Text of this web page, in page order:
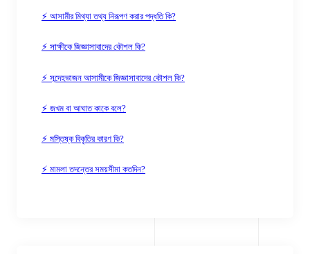
⚡ আসামীর মিথ্যা তথ্য নিরূপণ করার পদ্ধতি কি?
⚡ সাক্ষীকে জিজ্ঞাসাবাদের কৌশল কি?
⚡ সন্দেহভাজন আসামীকে জিজ্ঞাসাবাদের কৌশল কি?
⚡ জখম বা আঘাত কাকে বলে?
⚡ মস্তিষ্ক বিকৃতির কারণ কি?
⚡ মামলা তদন্তের সময়সীমা কতদিন?